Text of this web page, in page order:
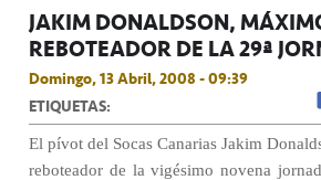
JAKIM DONALDSON,
REBOTEADOR DE LA 29ª
Domingo, 13 Abril, 2008 - 09:39
ETIQUETAS:
El pívot del Socas Canarias Jakim
reboteador de la vigésimo novena